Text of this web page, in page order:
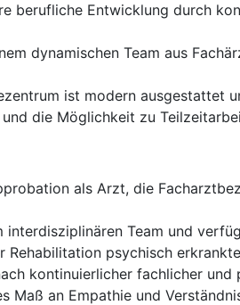
berufliche Entwicklung durch
dynamischen Team aus
ist modern ausgestattet
die Möglichkeit zu
als Arzt, die
interdisziplinären Team und
Rehabilitation psychisch
kontinuierlicher fachlicher und
Maß an Empathie und